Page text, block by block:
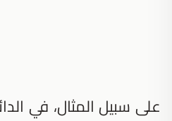
على سبيل المثال، في